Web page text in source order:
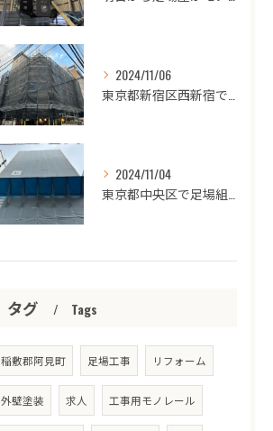
2024/11/06
2024/11/04
タグ Tags
稲敷郡阿見町 足場工事 リフォーム
外壁塗装 求人 工事用モノレール